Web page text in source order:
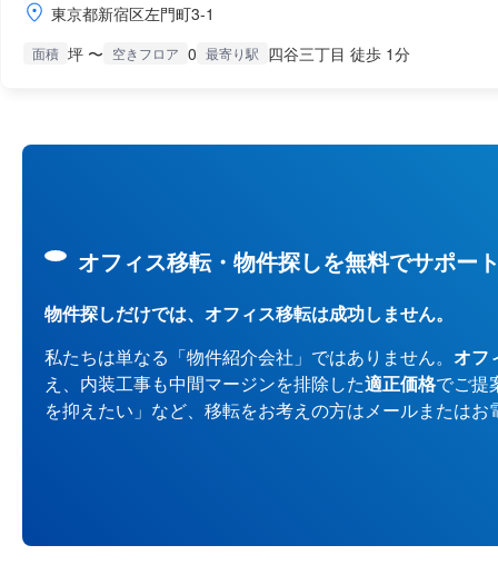
東京都新宿区左門町3-1
面積 坪 〜 空きフロア 0 最寄り駅 四谷三丁目 徒歩 1分
オフィス移転・物件探しを無料でサポー
物件探しだけでは、オフィス移転は成功しません。
私たちは単なる「物件紹介会社」ではありません。 オフ
え、内装工事も中間マージンを排除した適正価格でご提
を抑えたい」など、移転をお考えの方はメールまたは